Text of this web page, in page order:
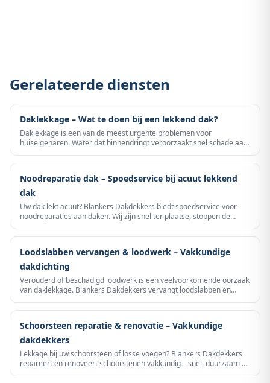
Gerelateerde diensten
Daklekkage – Wat te doen bij een lekkend dak?
Daklekkage is een van de meest urgente problemen voor
huiseigenaren. Water dat binnendringt veroorzaakt snel schade aan
Noodreparatie dak – Spoedservice bij acuut lekkend
dak
Uw dak lekt acuut? Blankers Dakdekkers biedt spoedservice voor
noodreparaties aan daken. Wij zijn snel ter plaatse, stoppen de
bereikbaar.
Loodslabben vervangen & loodwerk – Vakkundige
dakdichting
Verouderd of beschadigd loodwerk is een veelvoorkomende oorzaak
van daklekkage. Blankers Dakdekkers vervangt loodslabben en
Schoorsteen reparatie & renovatie – Vakkundige
dakdekkers
Lekkage bij uw schoorsteen of losse voegen? Blankers Dakdekkers
repareert en renoveert schoorstenen vakkundig – snel, duurzaam en